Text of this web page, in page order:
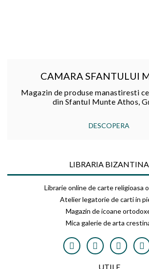
CAMARA SFANTULUI
Magazin de produse manastiresti
din Sfantul Munte Athos,
DESCOPERA
LIBRARIA BIZANTINA
Librarie online de carte religioasa
Atelier legatorie de carti in
Magazin de icoane
Mica galerie de arta
UTILE